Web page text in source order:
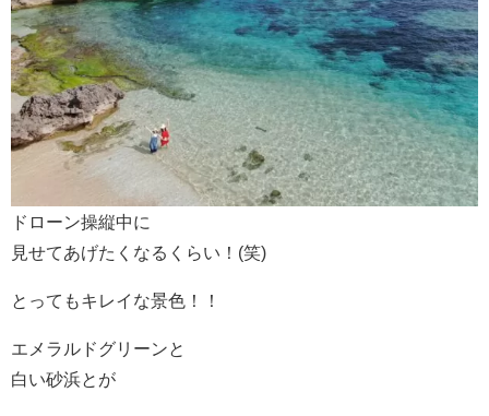
ドローン操縦中に
見せてあげたくなるくらい！(笑)
とってもキレイな景色！！
エメラルドグリーンと
白い砂浜とが